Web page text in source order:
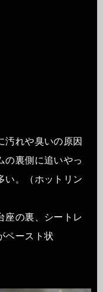
汚れや臭いの原因
の裏側に追いやっ
い。（ホットリン
座の裏、シートレ
ペースト状